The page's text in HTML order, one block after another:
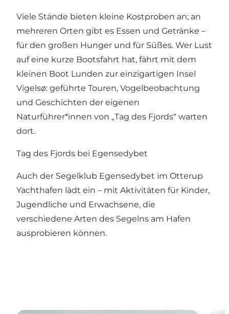
Viele Stände bieten kleine Kostproben an; an
mehreren Orten gibt es Essen und Getränke –
für den großen Hunger und für Süßes. Wer Lust
auf eine kurze Bootsfahrt hat, fährt mit dem
kleinen Boot Lunden zur einzigartigen Insel
Vigelsø: geführte Touren, Vogelbeobachtung
und Geschichten der eigenen
Naturführer*innen von „Tag des Fjords“ warten
dort.
Tag des Fjords bei Egensedybet
Auch der Segelklub Egensedybet im Otterup
Yachthafen lädt ein – mit Aktivitäten für Kinder,
Jugendliche und Erwachsene, die
verschiedene Arten des Segelns am Hafen
ausprobieren können.